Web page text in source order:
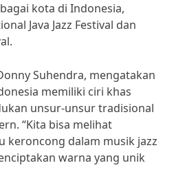
kota di Indonesia,
Java Jazz Festival dan
Suhendra, mengatakan
memiliki ciri khas
unsur-unsur tradisional
“Kita bisa melihat
keroncong dalam musik jazz
warna yang unik